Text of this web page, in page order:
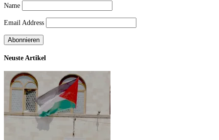
Name
Email Address
Neuste Artikel